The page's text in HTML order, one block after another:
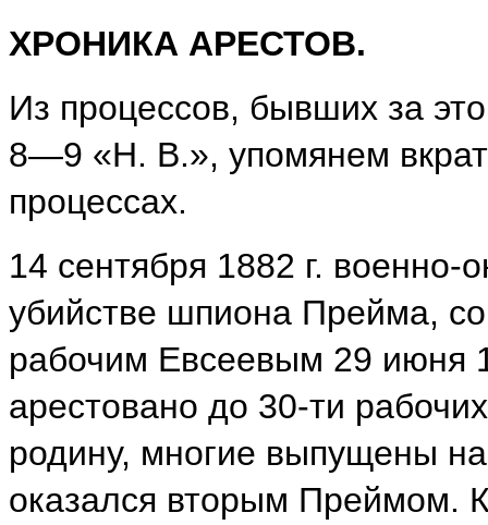
ХРОНИКА АРЕСТОВ.
Из процессов, бывших за
8—9 «Н. В.», упомянем
процессах.
14 сентября 1882 г. военно-
убийстве шпиона Прейма,
рабочим Евсеевым 29 июня
арестовано до 30-ти
родину, многие выпущены
оказался вторым Преймом.